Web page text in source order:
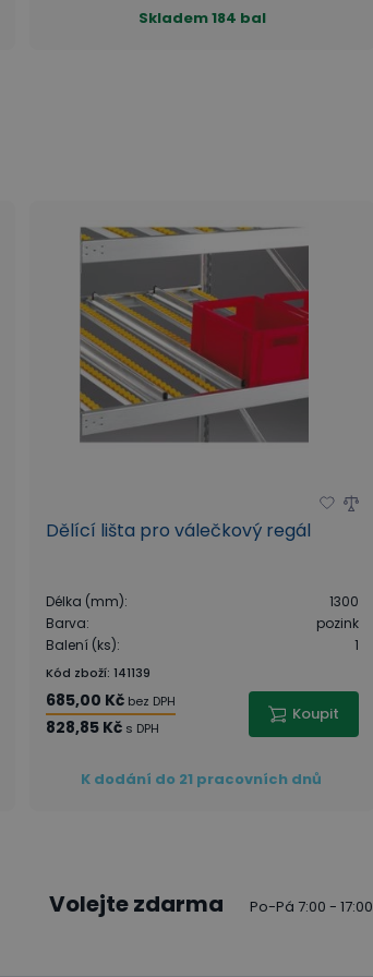
Skladem184 bal
Dělící lišta pro válečkový regál
Délka (mm):
1300
Barva:
pozink
Balení (ks): 1
Kód zboží:141139
685,00 Kč bez DPH
828,85 Kč s DPH
Koupit
K dodání do 21 pracovních dnů
Volejte zdarma Po-Pá 7:00 - 17:00